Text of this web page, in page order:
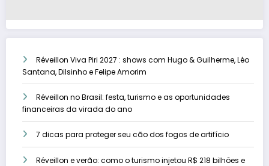
Réveillon Viva Piri 2027 : shows com Hugo & Guilherme, Léo
Santana, Dilsinho e Felipe Amorim
Réveillon no Brasil: festa, turismo e as oportunidades
financeiras da virada do ano
7 dicas para proteger seu cão dos fogos de artifício
Réveillon e verão: como o turismo injetou R$ 218 bilhões e